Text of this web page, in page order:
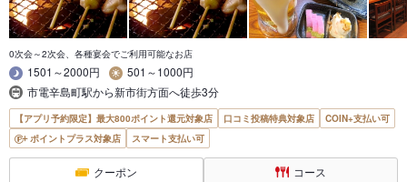
0次会～2次会、各種宴会でご利用可能なお店
1501～2000円
501～1000円
市電辛島町駅から新市街方面へ徒歩3分
【アプリ予約限定】最大800ポイント還元対象店 口コミ投稿特典対象店
COIN+支払い可
ポイントプラス対象店
スマート支払い可
クーポン コース